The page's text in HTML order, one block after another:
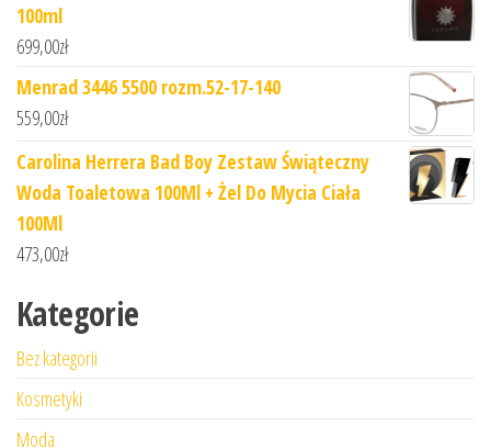
100ml
699,00zł
Menrad 3446 5500 rozm.52-17-140
559,00zł
Carolina Herrera Bad Boy Zestaw Świąteczny
Woda Toaletowa 100Ml + Żel Do Mycia Ciała
100Ml
473,00zł
Kategorie
Bez kategorii
Kosmetyki
Moda